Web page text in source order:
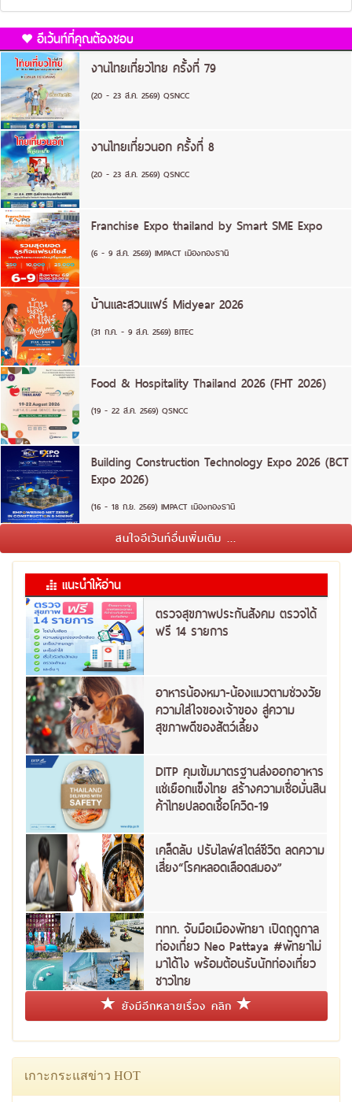
อีเว้นท์ที่คุณต้องชอบ
งานไทยเที่ยวไทย ครั้งที่ 79
(20 - 23 ส.ค. 2569) QSNCC
งานไทยเที่ยวนอก ครั้งที่ 8
(20 - 23 ส.ค. 2569) QSNCC
Franchise Expo thailand by Smart SME Expo
(6 - 9 ส.ค. 2569) IMPACT เมืองทองธานี
บ้านและสวนแฟร์ Midyear 2026
(31 ก.ค. - 9 ส.ค. 2569) BITEC
Food & Hospitality Thailand 2026 (FHT 2026)
(19 - 22 ส.ค. 2569) QSNCC
Building Construction Technology Expo 2026 (BCT
Expo 2026)
(16 - 18 ก.ย. 2569) IMPACT เมืองทองธานี
สนใจอีเว้นท์อื่นเพิ่มเติม ...
แนะนำให้อ่าน
ตรวจสุขภาพประกันสังคม ตรวจได้
ฟรี 14 รายการ
อาหารน้องหมา-น้องแมวตามช่วงวัย
ความใส่ใจของเจ้าของ สู่ความ
สุขภาพดีของสัตว์เลี้ยง
DITP คุมเข้มมาตรฐานส่งออกอาหาร
แช่เยือกแข็งไทย สร้างความเชื่อมั่นสิน
ค้าไทยปลอดเชื้อโควิด-19
เคล็ดลับ ปรับไลฟ์สไตล์ชีวิต ลดความ
เสี่ยง“โรคหลอดเลือดสมอง”
ททท. จับมือเมืองพัทยา เปิดฤดูกาล
ท่องเที่ยว Neo Pattaya #พัทยาไม่
มาได้ไง พร้อมต้อนรับนักท่องเที่ยว
ชาวไทย
ยังมีอีกหลายเรื่อง คลิก
เกาะกระแสข่าว HOT